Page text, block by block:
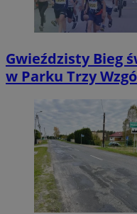
Gwieździsty Bieg
w Parku Trzy